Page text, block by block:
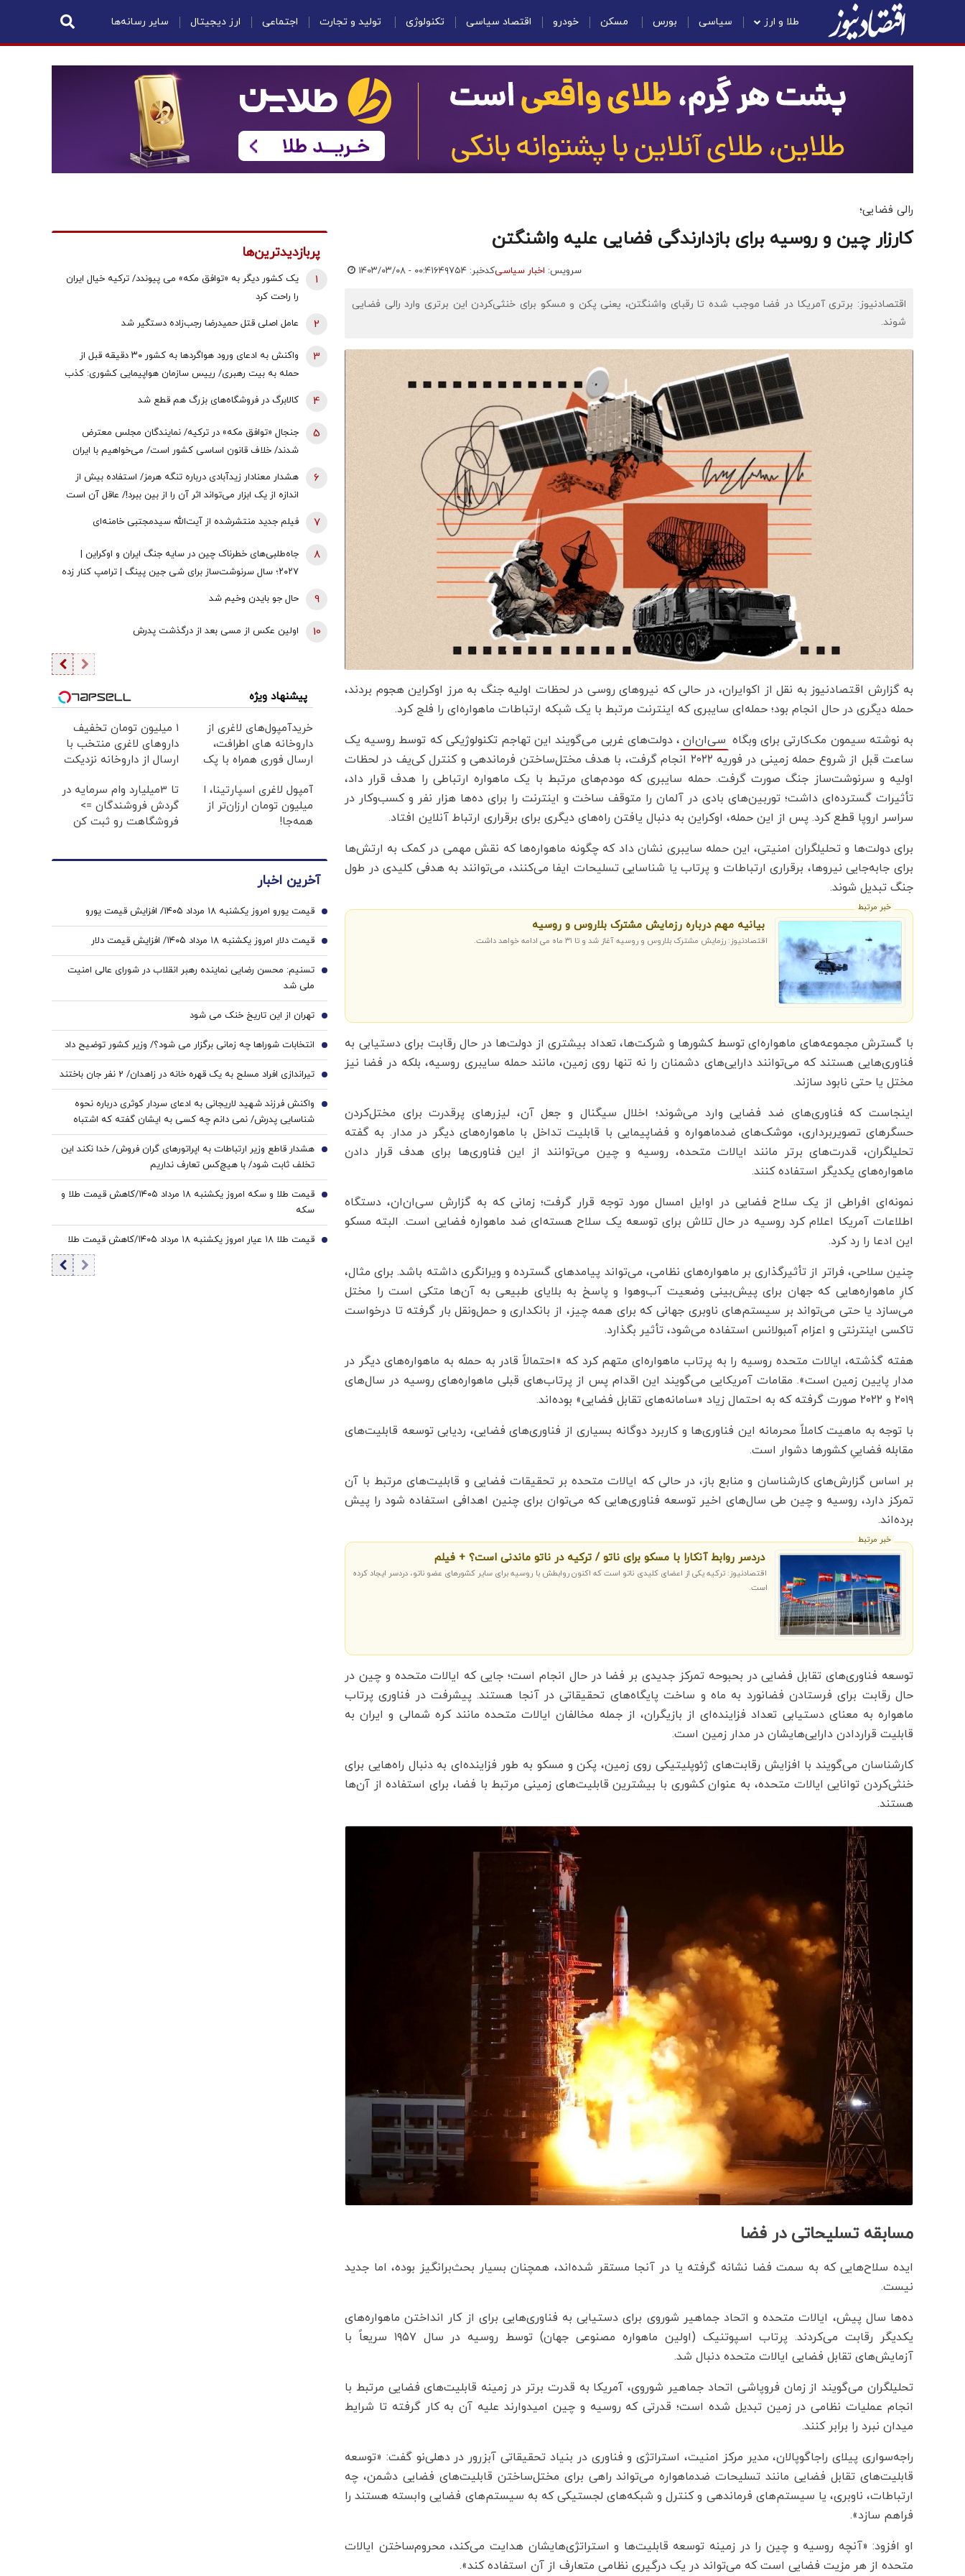
طلا و ارز سیاسی بورس مسکن خودرو اقتصاد سیاسی تکنولوژی تولید و تجارت اجتماعی ارز دیجیتال سایر رسانه‌ها
رالی فضایی؛
کارزار چین و روسیه برای بازدارندگی فضایی علیه واشنگتن
سرویس: اخبار سیاسیکدخبر: ۶۴۹۷۵۴ ۱۴۰۳/۰۳/۰۸ - ۰۰:۴۱
اقتصادنیوز: برتری آمریکا در فضا موجب شده تا رقبای واشنگتن، یعنی پکن و مسکو برای خنثی‌کردن این برتری وارد رالی فضایی
شوند.
به گزارش اقتصادنیوز به نقل از اکوایران، در حالی که نیروهای روسی در لحظات اولیه جنگ به مرز اوکراین هجوم بردند،
حمله دیگری در حال انجام بود؛ حمله‌ای سایبری که اینترنت مرتبط با یک شبکه ارتباطات ماهواره‌ای را فلج کرد.
به نوشته سیمون مک‌کارتی برای وبگاه سی‌ان‌ان ، دولت‌های غربی می‌گویند این تهاجم تکنولوژیکی که توسط روسیه یک
ساعت قبل از شروع حمله زمینی در فوریه ۲۰۲۲ انجام گرفت، با هدف مختل‌ساختن فرماندهی و کنترل کی‌یف در لحظات
اولیه و سرنوشت‌ساز جنگ صورت گرفت. حمله سایبری که مودم‌های مرتبط با یک ماهواره ارتباطی را هدف قرار داد،
تأثیرات گسترده‌ای داشت؛ توربین‌های بادی در آلمان را متوقف ساخت و اینترنت را برای ده‌ها هزار نفر و کسب‌وکار در
سراسر اروپا قطع کرد. پس از این حمله، اوکراین به دنبال یافتن راه‌های دیگری برای برقراری ارتباط آنلاین افتاد.
برای دولت‌ها و تحلیلگران امنیتی، این حمله سایبری نشان داد که چگونه ماهواره‌ها که نقش مهمی در کمک به ارتش‌ها
برای جابه‌جایی نیروها، برقراری ارتباطات و پرتاب یا شناسایی تسلیحات ایفا می‌کنند، می‌توانند به هدفی کلیدی در طول
جنگ تبدیل شوند.
خبر مرتبط
بیانیه مهم درباره رزمایش مشترک بلاروس و روسیه
اقتصادنیوز: رزمایش مشترک بلاروس و روسیه آغاز شد و تا ۳۱ ماه می ادامه خواهد داشت.
با گسترش مجموعه‌های ماهواره‌ای توسط کشورها و شرکت‌ها، تعداد بیشتری از دولت‌ها در حال رقابت برای دستیابی به
فناوری‌هایی هستند که می‌توانند دارایی‌های دشمنان را نه تنها روی زمین، مانند حمله سایبری روسیه، بلکه در فضا نیز
مختل یا حتی نابود سازند.
اینجاست که فناوری‌های ضد فضایی وارد می‌شوند؛ اخلال سیگنال و جعل آن، لیزرهای پرقدرت برای مختل‌کردن
حسگرهای تصویربرداری، موشک‌های ضدماهواره و فضاپیمایی با قابلیت تداخل با ماهواره‌های دیگر در مدار. به گفته
تحلیلگران، قدرت‌های برتر مانند ایالات متحده، روسیه و چین می‌توانند از این فناوری‌ها برای هدف قرار دادن
ماهواره‌های یکدیگر استفاده کنند.
نمونه‌ای افراطی از یک سلاح فضایی در اوایل امسال مورد توجه قرار گرفت؛ زمانی که به گزارش سی‌ان‌ان، دستگاه
اطلاعات آمریکا اعلام کرد روسیه در حال تلاش برای توسعه یک سلاح هسته‌ای ضد ماهواره فضایی است. البته مسکو
این ادعا را رد کرد.
چنین سلاحی، فراتر از تأثیرگذاری بر ماهواره‌های نظامی، می‌تواند پیامدهای گسترده و ویرانگری داشته باشد. برای مثال،
کارِ ماهواره‌هایی که جهان برای پیش‌بینی وضعیت آب‌وهوا و پاسخ به بلایای طبیعی به آن‌ها متکی است را مختل
می‌سازد یا حتی می‌تواند بر سیستم‌های ناوبری جهانی که برای همه چیز، از بانکداری و حمل‌ونقل بار گرفته تا درخواست
تاکسی اینترنتی و اعزام آمبولانس استفاده می‌شود، تأثیر بگذارد.
هفته گذشته، ایالات متحده روسیه را به پرتاب ماهواره‌ای متهم کرد که «احتمالاً قادر به حمله به ماهواره‌های دیگر در
مدار پایین زمین است». مقامات آمریکایی می‌گویند این اقدام پس از پرتاب‌های قبلی ماهواره‌های روسیه در سال‌های
۲۰۱۹ و ۲۰۲۲ صورت گرفته که به احتمال زیاد «سامانه‌های تقابل فضایی» بوده‌اند.
با توجه به ماهیت کاملاً محرمانه این فناوری‌ها و کاربرد دوگانه بسیاری از فناوری‌های فضایی، ردیابی توسعه قابلیت‌های
مقابله فضاییِ کشورها دشوار است.
بر اساس گزارش‌های کارشناسان و منابع باز، در حالی که ایالات متحده بر تحقیقات فضایی و قابلیت‌های مرتبط با آن
تمرکز دارد، روسیه و چین طی سال‌های اخیر توسعه فناوری‌هایی که می‌توان برای چنین اهدافی استفاده شود را پیش
برده‌اند.
خبر مرتبط
دردسر روابط آنکارا با مسکو برای ناتو / ترکیه در ناتو ماندنی است؟ + فیلم
اقتصادنیوز: ترکیه یکی از اعضای کلیدی ناتو است که اکنون روابطش با روسیه برای سایر کشورهای عضو ناتو، دردسر ایجاد کرده
است.
توسعه فناوری‌های تقابل فضایی در بحبوحه تمرکز جدیدی بر فضا در حال انجام است؛ جایی که ایالات متحده و چین در
حال رقابت برای فرستادن فضانورد به ماه و ساخت پایگاه‌های تحقیقاتی در آنجا هستند. پیشرفت در فناوری پرتاب
ماهواره به معنای دستیابی تعداد فزاینده‌ای از بازیگران، از جمله مخالفان ایالات متحده مانند کره شمالی و ایران به
قابلیت قراردادن دارایی‌هایشان در مدار زمین است.
کارشناسان می‌گویند با افزایش رقابت‌های ژئوپلیتیکی روی زمین، پکن و مسکو به طور فزاینده‌ای به دنبال راه‌هایی برای
خنثی‌کردن توانایی ایالات متحده، به عنوان کشوری با بیشترین قابلیت‌های زمینی مرتبط با فضا، برای استفاده از آن‌ها
هستند.
مسابقه تسلیحاتی در فضا
ایده سلاح‌هایی که به سمت فضا نشانه گرفته یا در آنجا مستقر شده‌اند، همچنان بسیار بحث‌برانگیز بوده، اما جدید
نیست.
ده‌ها سال پیش، ایالات متحده و اتحاد جماهیر شوروی برای دستیابی به فناوری‌هایی برای از کار انداختن ماهواره‌های
یکدیگر رقابت می‌کردند. پرتاب اسپوتنیک (اولین ماهواره مصنوعی جهان) توسط روسیه در سال ۱۹۵۷ سریعاً با
آزمایش‌های تقابل فضایی ایالات متحده دنبال شد.
تحلیلگران می‌گویند از زمان فروپاشی اتحاد جماهیر شوروی، آمریکا به قدرت برتر در زمینه قابلیت‌های فضایی مرتبط با
انجام عملیات نظامی در زمین تبدیل شده است؛ قدرتی که روسیه و چین امیدوارند علیه آن به کار گرفته تا شرایط
میدان نبرد را برابر کنند.
راجه‌سواری پیلای راجاگوپالان، مدیر مرکز امنیت، استراتژی و فناوری در بنیاد تحقیقاتی آبزرور در دهلی‌نو گفت: «توسعه
قابلیت‌های تقابل فضایی مانند تسلیحات ضدماهواره می‌تواند راهی برای مختل‌ساختن قابلیت‌های فضایی دشمن، چه
ارتباطات، ناوبری، یا سیستم‌های فرماندهی و کنترل و شبکه‌های لجستیکی که به سیستم‌های فضایی وابسته هستند را
فراهم سازد».
او افزود: «آنچه روسیه و چین را در زمینه توسعه قابلیت‌ها و استراتژی‌هایشان هدایت می‌کند، محروم‌ساختن ایالات
متحده از هر مزیت فضایی است که می‌تواند در یک درگیری نظامی متعارف از آن استفاده کند».
پربازدیدترین‌ها
یک کشور دیگر به «توافق مکه» می پیوندد/ ترکیه خیال ایران
را راحت کرد
1
عامل اصلی قتل حمیدرضا رجب‌زاده دستگیر شد 2
واکنش به ادعای ورود هواگردها به کشور ٣٠ دقیقه قبل از
حمله به بیت رهبری/ رییس سازمان هواپیمایی کشوری: کذب
محض است/ اگر چنین گزارشی وجود داشت، خودمان آن را
اطلاع‌رسانی می‌کردیم
3
کالابرگ در فروشگاه‌های بزرگ هم قطع شد 4
جنجال «توافق مکه» در ترکیه/ نمایندگان مجلس معترض
شدند/ خلاف قانون اساسی کشور است/ می‌خواهیم با ایران
وارد جنگ شویم؟/ اردوغان این توافقنامه را با چه مجوزی امضا
5
هشدار معنادار زیدآبادی درباره تنگه هرمز/ استفاده بیش از
اندازه از یک ابزار می‌تواند اثر آن را از بین ببرد!/ عاقل آن است
6
فیلم جدید منتشرشده از آیت‌الله سیدمجتبی خامنه‌ای 7
جاه‌طلبی‌های خطرناک چین در سایه جنگ‌ ایران و اوکراین |
۲۰۲۷؛ سال سرنوشت‌ساز برای شی جین‌ پینگ | ترامپ کنار زده
8
حال جو بایدن وخیم شد 9
اولین عکس از مسی بعد از درگذشت پدرش 10
پیشنهاد ویژه
خریدآمپول‌های لاغری از
داروخانه های اطرافت،
ارسال فوری همراه با پک
۱ میلیون تومان تخفیف
داروهای لاغری منتخب با
ارسال از داروخانه نزدیکت
آمپول لاغری اسپارتینا، ا
میلیون تومان ارزان‌تر از
همه‌جا!
تا 3میلیارد وام سرمایه در
گردش فروشندگان =>
فروشگاهت رو ثبت کن
آخرین اخبار
قیمت یورو امروز یکشنبه ۱۸ مرداد ۱۴۰۵/ افزایش قیمت یورو 1
قیمت دلار امروز یکشنبه ۱۸ مرداد ۱۴۰۵/ افزایش قیمت دلار 2
تسنیم: محسن رضایی نماینده رهبر انقلاب در شورای عالی امنیت
ملی شد
3
تهران از این تاریخ خنک می شود 4
انتخابات شوراها چه زمانی برگزار می شود؟/ وزیر کشور توضیح داد 5
تیراندازی افراد مسلح به یک قهره خانه در زاهدان/ 2 نفر جان باختند 6
واکنش فرزند شهید لاریجانی به ادعای سردار کوثری درباره نحوه
شناسایی پدرش/ نمی دانم چه کسی به ایشان گفته که اشتباه
هم گفته بود
7
هشدار قاطع وزیر ارتباطات به اپراتورهای گران فروش/ خدا نکند این
تخلف ثابت شود/ با هیچ‌کس تعارف نداریم
8
قیمت طلا و سکه امروز یکشنبه ۱۸ مرداد ۱۴۰۵/کاهش قیمت طلا و
سکه
9
قیمت طلا ۱۸ عیار امروز یکشنبه ۱۸ مرداد ۱۴۰۵/کاهش قیمت طلا 10